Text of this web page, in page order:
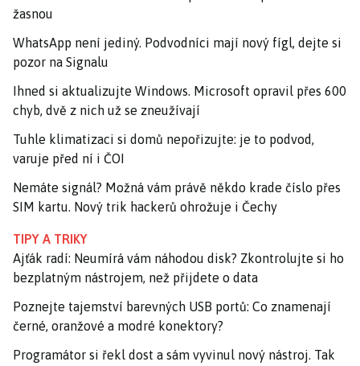
žasnou
WhatsApp není jediný. Podvodníci mají nový fígl, dejte si
pozor na Signalu
Ihned si aktualizujte Windows. Microsoft opravil přes 600
chyb, dvě z nich už se zneužívají
Tuhle klimatizaci si domů nepořizujte: je to podvod,
varuje před ní i ČOI
Nemáte signál? Možná vám právě někdo krade číslo přes
SIM kartu. Nový trik hackerů ohrožuje i Čechy
TIPY A TRIKY
Ajťák radí: Neumírá vám náhodou disk? Zkontrolujte si ho
bezplatným nástrojem, než přijdete o data
Poznejte tajemství barevných USB portů: Co znamenají
černé, oranžové a modré konektory?
Programátor si řekl dost a sám vyvinul nový nástroj. Tak